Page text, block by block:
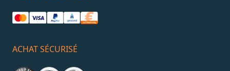
ACHAT SÉCURISÉ